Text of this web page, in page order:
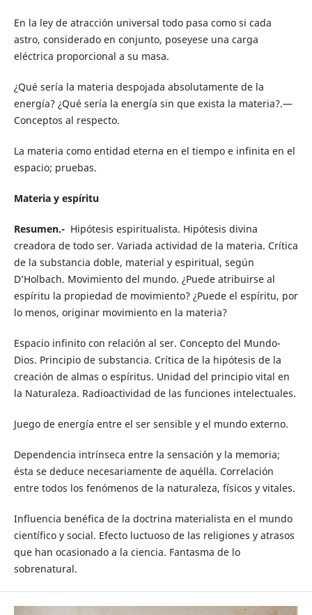
En la ley de atracción universal todo pasa como si cada
astro, considerado en conjunto, poseyese una carga
eléctrica proporcional a su masa.
¿Qué sería la materia despojada absolutamente de la
energía? ¿Qué sería la energía sin que exista la materia?.—
Conceptos al respecto.
La materia como entidad eterna en el tiempo e infinita en el
espacio; pruebas.
Materia y espíritu
Resumen.- Hipótesis espiritualista. Hipótesis divina
creadora de todo ser. Variada actividad de la materia. Crítica
de la substancia doble, material y espiritual, según
D’Holbach. Movimiento del mundo. ¿Puede atribuirse al
espíritu la propiedad de movimiento? ¿Puede el espíritu, por
lo menos, originar movimiento en la materia?
Espacio infinito con relación al ser. Concepto del Mundo-
Dios. Principio de substancia. Crítica de la hipótesis de la
creación de almas o espíritus. Unidad del principio vital en
la Naturaleza. Radioactividad de las funciones intelectuales.
Juego de energía entre el ser sensible y el mundo externo.
Dependencia intrínseca entre la sensación y la memoria;
ésta se deduce necesariamente de aquélla. Correlación
entre todos los fenómenos de la naturaleza, físicos y vitales.
Influencia benéfica de la doctrina materialista en el mundo
científico y social. Efecto luctuoso de las religiones y atrasos
que han ocasionado a la ciencia. Fantasma de lo
sobrenatural.